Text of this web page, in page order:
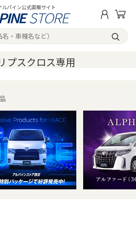
ルパイン公式直販サイト
プスクロス専用